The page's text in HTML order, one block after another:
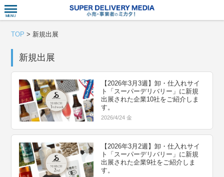
TOP > 新規出展
新規出展
【2026年3月3週】卸・仕入れサイ
ト「スーパーデリバリー」に新規
出展された企業10社をご紹介しま
す。
2026/4/24 金
【2026年3月2週】卸・仕入れサイ
ト「スーパーデリバリー」に新規
出展された企業9社をご紹介しま
す。